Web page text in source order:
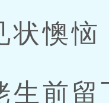
懊恼
前留